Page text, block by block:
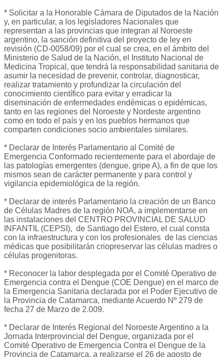
* Solicitar a la Honorable Cámara de Diputados de la Nación
y, en particular, a los legisladores Nacionales que
representan a las provincias que integran al Noroeste
argentino, la sanción definitiva del proyecto de ley en
revisión (CD-0058/09) por el cual se crea, en el ámbito del
Ministerio de Salud de la Nación, el Instituto Nacional de
Medicina Tropical, que tendrá la responsabilidad sanitaria de
asumir la necesidad de prevenir, controlar, diagnosticar,
realizar tratamiento y profundizar la circulación del
conocimiento científico para evitar y erradicar la
diseminación de enfermedades endémicas o epidémicas,
tanto en las regiones del Noroeste y Nordeste argentino
como en todo el país y en los pueblos hermanos que
comparten condiciones socio ambientales similares.
* Declarar de Interés Parlamentario al Comité de
Emergencia Conformado recientemente para el abordaje de
las patologías emergentes (dengue, gripe A), a fin de que los
mismos sean de carácter permanente y para control y
vigilancia epidemiológica de la región.
* Declarar de interés Parlamentario la creación de un Banco
de Células Madres de la región NOA, a implementarse en
las instalaciones del CENTRO PROVINCIAL DE SALUD
INFANTIL (CEPSI), de Santiago del Estero, el cual consta
con la infraestructura y con los profesionales de las ciencias
médicas que posibilitarán criopreservar las células madres o
células progenitoras.
* Reconocer la labor desplegada por el Comité Operativo de
Emergencia contra el Dengue (COE Dengue) en el marco de
la Emergencia Sanitaria declarada por el Poder Ejecutivo de
la Provincia de Catamarca, mediante Acuerdo Nº 279 de
fecha 27 de Marzo de 2.009.
* Declarar de Interés Regional del Noroeste Argentino a la
Jornada Interprovincial del Dengue, organizada por el
Comité Operativo de Emergencia Contra el Dengue de la
Provincia de Catamarca, a realizarse el 26 de agosto de